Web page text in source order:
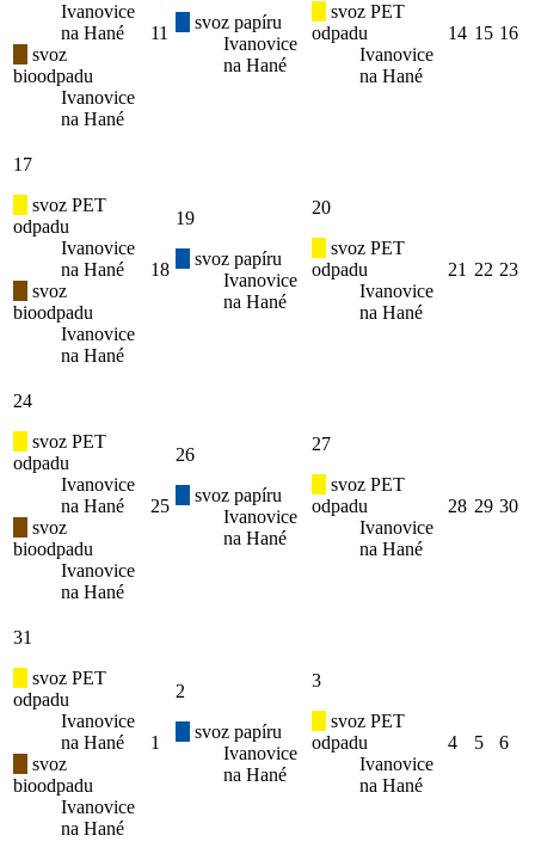
Ivanovice
na Hané
svoz
bioodpadu
Ivanovice
na Hané
11
svoz papíru
Ivanovice
na Hané
svoz PET
odpadu
Ivanovice
na Hané
14 15 16
17
svoz PET
odpadu
Ivanovice
na Hané
svoz
bioodpadu
Ivanovice
na Hané
18
19
svoz papíru
Ivanovice
na Hané
20
svoz PET
odpadu
Ivanovice
na Hané
21 22 23
24
svoz PET
odpadu
Ivanovice
na Hané
svoz
bioodpadu
Ivanovice
na Hané
25
26
svoz papíru
Ivanovice
na Hané
27
svoz PET
odpadu
Ivanovice
na Hané
28 29 30
31
svoz PET
odpadu
Ivanovice
na Hané
svoz
bioodpadu
Ivanovice
na Hané
1
2
svoz papíru
Ivanovice
na Hané
3
svoz PET
odpadu
Ivanovice
na Hané
4 5 6